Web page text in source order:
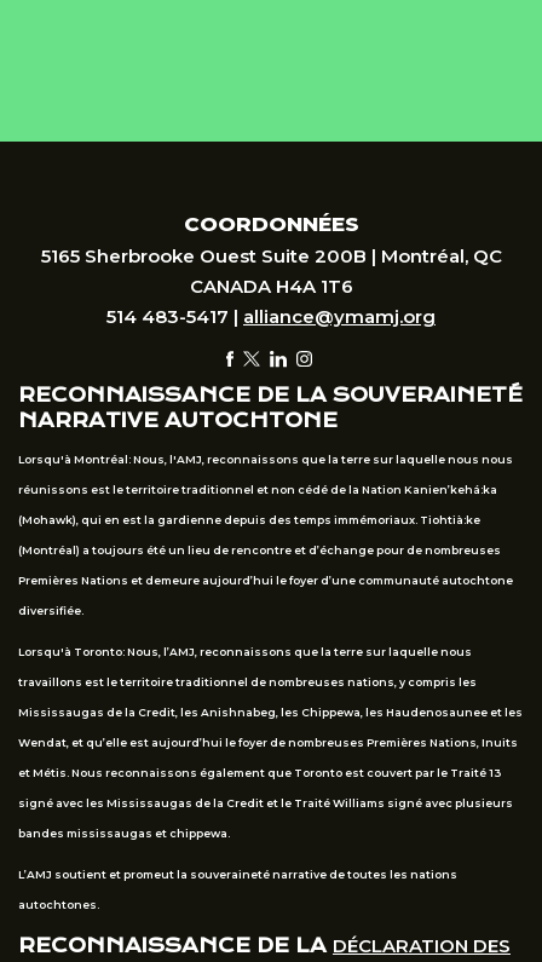
COORDONNÉES
5165 Sherbrooke Ouest Suite 200B | Montréal, QC
CANADA H4A 1T6
514 483-5417 | alliance@ymamj.org
RECONNAISSANCE DE LA SOUVERAINETÉ
NARRATIVE AUTOCHTONE
Lorsqu'à Montréal: Nous, l'AMJ, reconnaissons que la terre sur laquelle nous nous
réunissons est le territoire traditionnel et non cédé de la Nation Kanien’kehá:ka
(Mohawk), qui en est la gardienne depuis des temps immémoriaux. Tiohtià:ke
(Montréal) a toujours été un lieu de rencontre et d’échange pour de nombreuses
Premières Nations et demeure aujourd’hui le foyer d’une communauté autochtone
diversifiée.
Lorsqu'à Toronto: Nous, l’AMJ, reconnaissons que la terre sur laquelle nous
travaillons est le territoire traditionnel de nombreuses nations, y compris les
Mississaugas de la Credit, les Anishnabeg, les Chippewa, les Haudenosaunee et les
Wendat, et qu’elle est aujourd’hui le foyer de nombreuses Premières Nations, Inuits
et Métis. Nous reconnaissons également que Toronto est couvert par le Traité 13
signé avec les Mississaugas de la Credit et le Traité Williams signé avec plusieurs
bandes mississaugas et chippewa.
L’AMJ soutient et promeut la souveraineté narrative de toutes les nations
autochtones.
RECONNAISSANCE DE LA DÉCLARATION DES